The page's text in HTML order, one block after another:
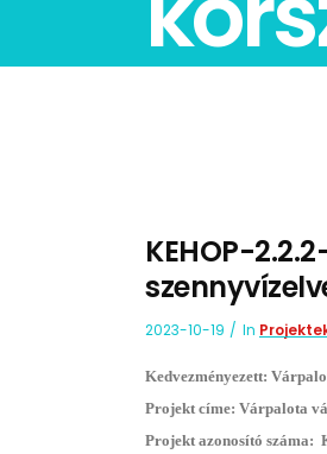
KEHOP-
2023-10-19 In
Kedvezményezett:
Projekt címe: Várpalota
Projekt azonosító száma: